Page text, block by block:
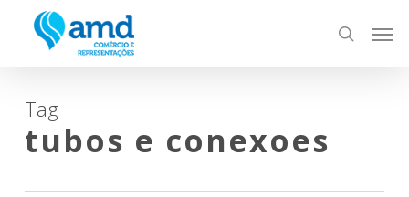
search
Tag
tubos e conexoes